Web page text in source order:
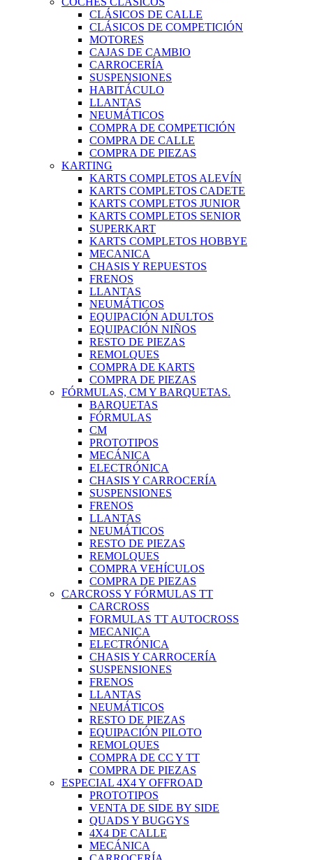
CLÁSICOS DE CALLE
CLÁSICOS DE COMPETICIÓN
MOTORES
CAJAS DE CAMBIO
CARROCERÍA
SUSPENSIONES
HABITÁCULO
LLANTAS
NEUMÁTICOS
COMPRA DE COMPETICIÓN
COMPRA DE CALLE
COMPRA DE PIEZAS
KARTING
KARTS COMPLETOS ALEVÍN
KARTS COMPLETOS CADETE
KARTS COMPLETOS JUNIOR
KARTS COMPLETOS SENIOR
SUPERKART
KARTS COMPLETOS HOBBYE
MECANICA
CHASIS Y REPUESTOS
FRENOS
LLANTAS
NEUMÁTICOS
EQUIPACIÓN ADULTOS
EQUIPACIÓN NIÑOS
RESTO DE PIEZAS
REMOLQUES
COMPRA DE KARTS
COMPRA DE PIEZAS
FÓRMULAS, CM Y BARQUETAS.
BARQUETAS
FÓRMULAS
CM
PROTOTIPOS
MECÁNICA
ELECTRÓNICA
CHASIS Y CARROCERÍA
SUSPENSIONES
FRENOS
LLANTAS
NEUMÁTICOS
RESTO DE PIEZAS
REMOLQUES
COMPRA VEHÍCULOS
COMPRA DE PIEZAS
CARCROSS Y FÓRMULAS TT
CARCROSS
FORMULAS TT AUTOCROSS
MECANICA
ELECTRÓNICA
CHASIS Y CARROCERÍA
SUSPENSIONES
FRENOS
LLANTAS
NEUMÁTICOS
RESTO DE PIEZAS
EQUIPACIÓN PILOTO
REMOLQUES
COMPRA DE CC Y TT
COMPRA DE PIEZAS
ESPECIAL 4X4 Y OFFROAD
PROTOTIPOS
VENTA DE SIDE BY SIDE
QUADS Y BUGGYS
4X4 DE CALLE
MECÁNICA